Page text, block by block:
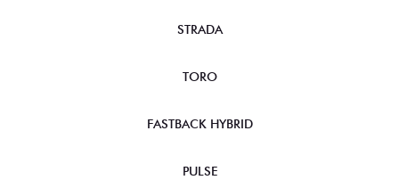
STRADA
TORO
FASTBACK HYBRID
PULSE